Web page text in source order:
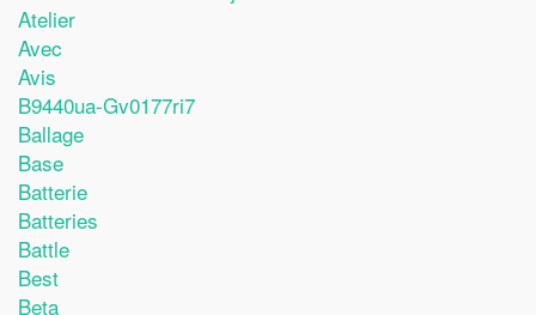
Atelier
Avec
Avis
B9440ua-Gv0177ri7
Ballage
Base
Batterie
Batteries
Battle
Best
Beta